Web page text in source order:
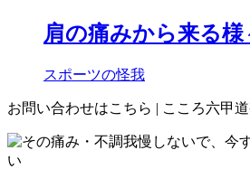
肩の痛みから来る様
スポーツの怪我
お問い合わせはこちら | こころ六甲